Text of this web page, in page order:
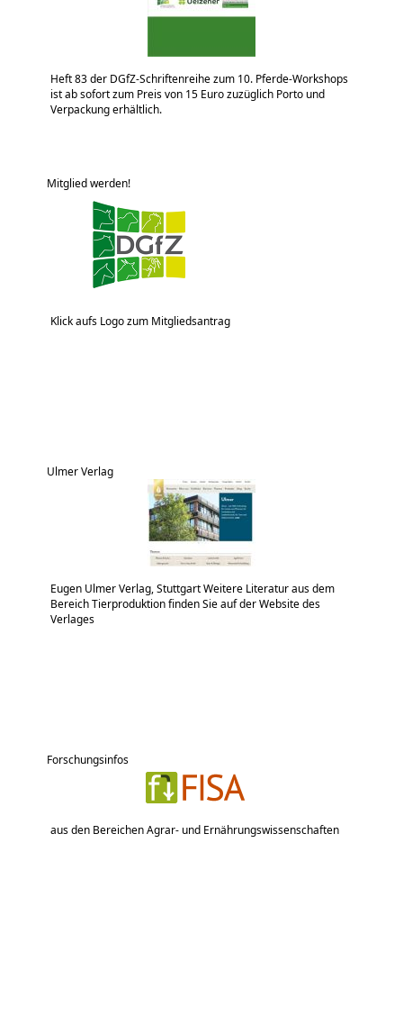
Heft 83 der DGfZ-Schriftenreihe zum 10. Pferde-Workshops
ist ab sofort zum Preis von 15 Euro zuzüglich Porto und
Verpackung erhältlich.
Mitglied werden!
Klick aufs Logo zum Mitgliedsantrag
Ulmer Verlag
Eugen Ulmer Verlag, Stuttgart Weitere Literatur aus dem
Bereich Tierproduktion finden Sie auf der Website des
Verlages
Forschungsinfos
aus den Bereichen Agrar- und Ernährungswissenschaften